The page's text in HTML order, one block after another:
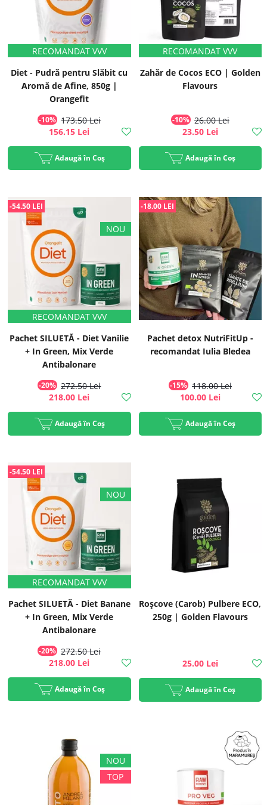
Diet - Pudră pentru Slăbit cu
Aromă de Afine, 850g |
Orangefit
-10% 173.50 Lei
156.15 Lei
Adaugă în Coș
Zahăr de Cocos ECO | Golden
Flavours
-10% 26.00 Lei
23.50 Lei
Adaugă în Coș
Pachet SILUETĂ - Diet Vanilie
+ In Green, Mix Verde
Antibalonare
-20% 272.50 Lei
-54.50 LEI
218.00 Lei
Adaugă în Coș
Pachet detox NutriFitUp -
recomandat Iulia Bledea
-15% 118.00 Lei
-18.00 LEI
100.00 Lei
Adaugă în Coș
Pachet SILUETĂ - Diet Banane
+ In Green, Mix Verde
Antibalonare
-20% 272.50 Lei
-54.50 LEI
218.00 Lei
Adaugă în Coș
Roșcove (Carob) Pulbere ECO,
250g | Golden Flavours
25.00 Lei
Adaugă în Coș